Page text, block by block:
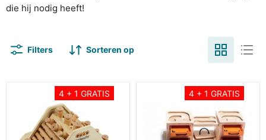
die hij nodig heeft!
Filters Sorteren op
4 + 1 GRATIS
Pyramide
4 + 1 GRATIS